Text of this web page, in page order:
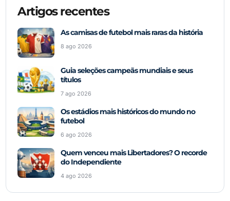
Artigos recentes
As camisas de futebol mais raras da história
8 ago 2026
Guia seleções campeãs mundiais e seus
títulos
7 ago 2026
Os estádios mais históricos do mundo no
futebol
6 ago 2026
Quem venceu mais Libertadores? O recorde
do Independiente
4 ago 2026